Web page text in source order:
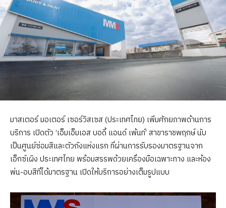
มาสเตอร์ มอเตอร์ เซอร์วิสเซส (ประเทศไทย) เพิ่มศักยภาพด้านการ
บริการ เปิดตัว ‘เอ็มเอ็มเอส บอดี้ แอนด์ เพ้นท์’ สาขาราชพฤกษ์ นับ
เป็นศูนย์ซ่อมสีและตัวถังแห่งแรก ที่ผ่านการรับรองมาตรฐานจาก
เอ็กซ์เผิง ประเทศไทย พร้อมสรรพด้วยเครื่องมือเฉพาะทาง และห้อง
พ่น-อบสีที่ได้มาตรฐาน เปิดให้บริการอย่างเต็มรูปแบบ